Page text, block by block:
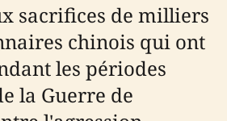
sacrifices de milliers
chinois qui ont
les périodes
la Guerre de